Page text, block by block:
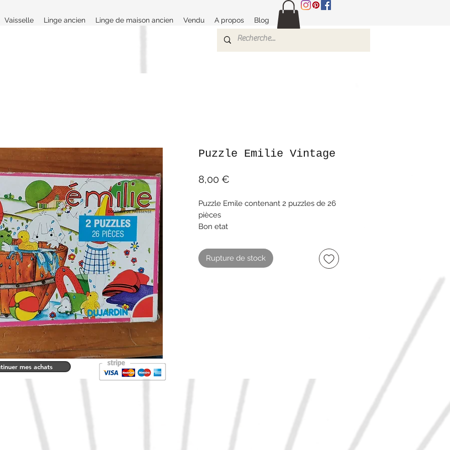
Vaisselle Linge ancien Linge de maison ancien Vendu A propos Blog
Puzzle Emilie Vintage
8,00 €
Puzzle Emile contenant 2 puzzles de 26
pièces
Bon etat
Boite un peu abimée
Rupture de stock
mes achats